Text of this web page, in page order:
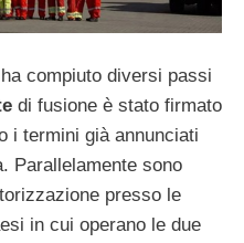
compiuto diversi passi
di fusione è stato firmato
i termini già annunciati
Parallelamente sono
presso le
in cui operano le due